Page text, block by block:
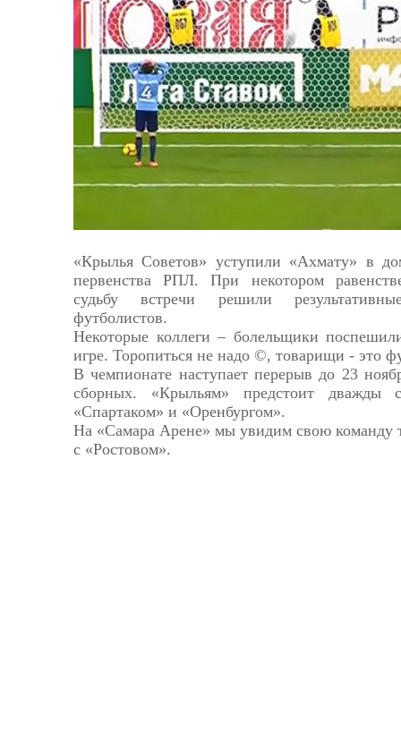
Калининград
Астрахань
«Крылья Советов» уступили «Ахмату» в
первенства РПЛ. При некотором
судьбу встречи решили
футболистов.
Некоторые коллеги – болельщики
игре. Торопиться не надо ©, товарищи - это
В чемпионате наступает перерыв до 23
сборных. «Крыльям» предстоит дважды
«Спартаком» и «Оренбургом».
На «Самара Арене» мы увидим свою команду
с «Ростовом».